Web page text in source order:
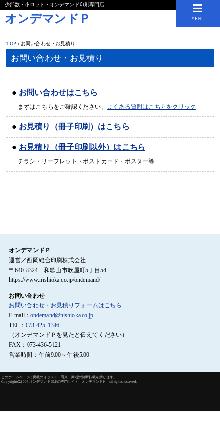
少部数・小ロット・オンデマンド印刷専門店
オンデマンドＰ MENU
TOP › お問い合わせ・お見積り
お問い合わせ・お見積り
● お問い合わせはこちら
まずはこちらをご確認ください。 よくある質問はこちらをクリック
● お見積り（冊子印刷）はこちら
● お見積り（冊子印刷以外）はこちら
チラシ・リーフレット・ポストカード・ポスター等
オンデマンドＰ
運営／西岡総合印刷株式会社
〒640-8324 和歌山市吹屋町5丁目54
https://www.nishioka.co.jp/ondemand/
お問い合わせ
お問い合わせ・お見積りフォームはこちら
E-mail： ondemand@nishioka.co.jp
TEL： 073-425-1346
（オンデマンドＰを見たと伝えてください）
FAX：073-436-5121
営業時間：午前9:00～午後5:00
このホームページに掲載のイラスト・写真・商標の無断転載を禁じます。
Copyright
2009 オンデマンド印刷の専門サイト「オンデマンドP」All rights reserved.